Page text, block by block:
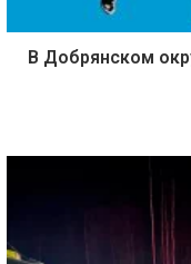
В Добрянском